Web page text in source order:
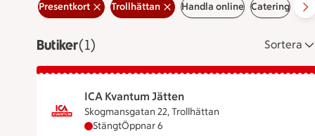
Presentkort Trollhättan Handla online Catering
ButikerVisar 1 stycken
(1) Sortera
ICA Kvantum Jätten
Skogmansgatan 22, Trollhättan
ICA Kvantum Jätten har stängt, öppnar
StängtÖppnar 6